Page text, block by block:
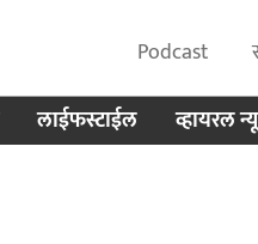
Podcast
लाईफस्टाईल व्हायरल